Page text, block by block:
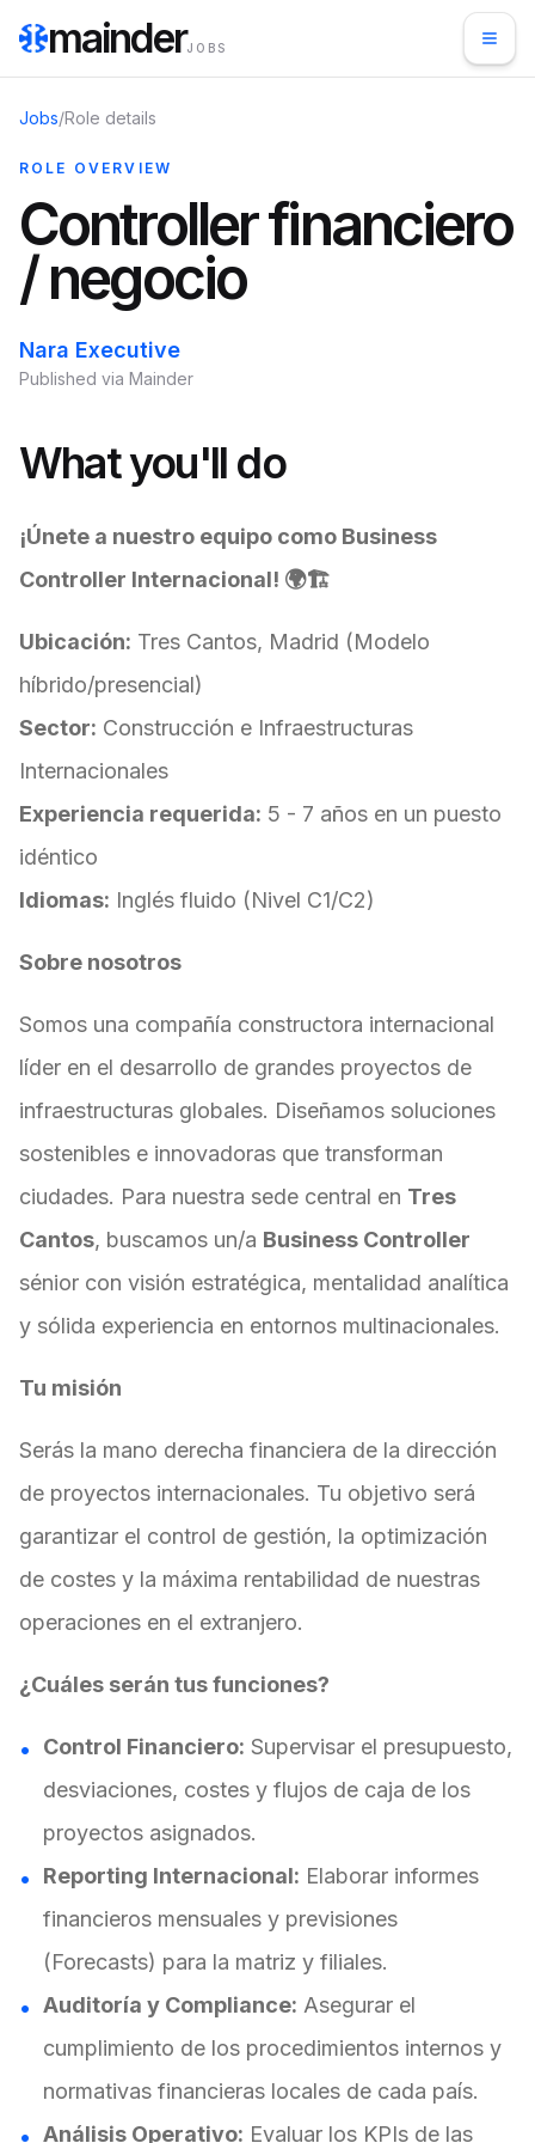
mainderJOBS
Jobs/Role details
ROLE OVERVIEW
Controller financiero
/ negocio
Nara Executive
Published via Mainder
What you'll do
¡Únete a nuestro equipo como Business
Controller Internacional! 🌍🏗️
Ubicación: Tres Cantos, Madrid (Modelo
híbrido/presencial)
Sector: Construcción e Infraestructuras
Internacionales
Experiencia requerida: 5 - 7 años en un puesto
idéntico
Idiomas: Inglés fluido (Nivel C1/C2)
Sobre nosotros
Somos una compañía constructora internacional
líder en el desarrollo de grandes proyectos de
infraestructuras globales. Diseñamos soluciones
sostenibles e innovadoras que transforman
ciudades. Para nuestra sede central en Tres
Cantos, buscamos un/a Business Controller
sénior con visión estratégica, mentalidad analítica
y sólida experiencia en entornos multinacionales.
Tu misión
Serás la mano derecha financiera de la dirección
de proyectos internacionales. Tu objetivo será
garantizar el control de gestión, la optimización
de costes y la máxima rentabilidad de nuestras
operaciones en el extranjero.
¿Cuáles serán tus funciones?
Control Financiero: Supervisar el presupuesto,
desviaciones, costes y flujos de caja de los
proyectos asignados.
Reporting Internacional: Elaborar informes
financieros mensuales y previsiones
(Forecasts) para la matriz y filiales.
Auditoría y Compliance: Asegurar el
cumplimiento de los procedimientos internos y
normativas financieras locales de cada país.
Análisis Operativo: Evaluar los KPIs de las